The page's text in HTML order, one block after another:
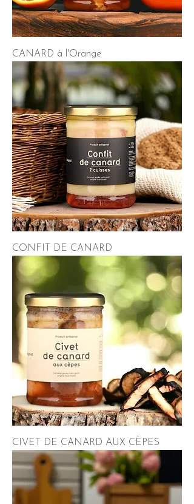
CANARD à l'Orange
CONFIT DE CANARD
CIVET DE CANARD AUX CÈPES